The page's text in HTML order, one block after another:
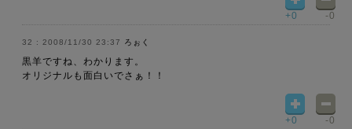
+0 -0
2008/11/30 23:37 ろぉく
黒羊ですね、わかります。
オリジナルも面白いでさぁ！！
+0 -0